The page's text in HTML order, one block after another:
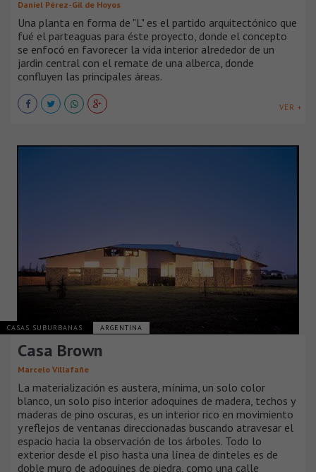
Daniel Pérez-Gil de Hoyos
Una planta en forma de "L" es el partido arquitectónico que
fué el parteaguas para éste proyecto, donde el concepto
se enfocó en favorecer la vida interior alrededor de un
jardin central con el remate de una alberca, donde
confluyen las principales áreas.
VER +
CASAS SUBURBANAS ARGENTINA
Casa Brown
Marcelo Villafañe
La materialización es austera, mínima, un solo color
blanco, un solo piso interior adoquines de madera, techos y
maderas de pino oscuras, es un interior rico en movimiento
y reflejos de ventanas direccionadas buscando atravesar el
espacio hacia la observación de los árboles. Todo lo
exterior desde el piso hasta una línea de dinteles es de
doble muro de adoquines de piedra, como una calle